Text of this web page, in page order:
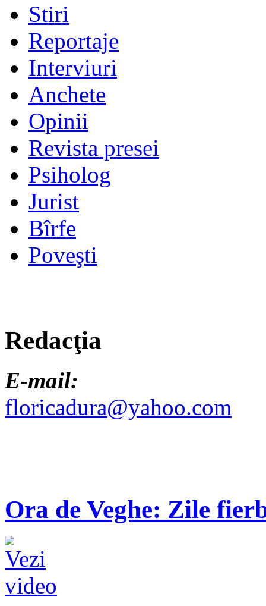
Stiri
Reportaje
Interviuri
Anchete
Opinii
Revista presei
Psiholog
Jurist
Bîrfe
Poveşti
Redacţia
E-mail:
floricadura@yahoo.com
Ora de Veghe: Zile